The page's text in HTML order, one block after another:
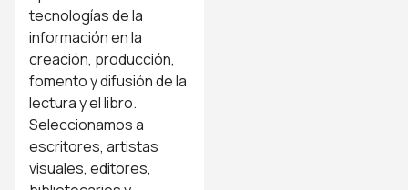
tecnologías de la
información en la
creación, producción,
fomento y difusión de la
lectura y el libro.
Seleccionamos a
escritores, artistas
visuales, editores,